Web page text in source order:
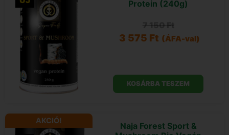
Protein (240g)
7 150Ft
3 575 Ft (ÁFA-val)
KOSÁRBA TESZEM
AKCIÓ!
Naja Forest Sport &